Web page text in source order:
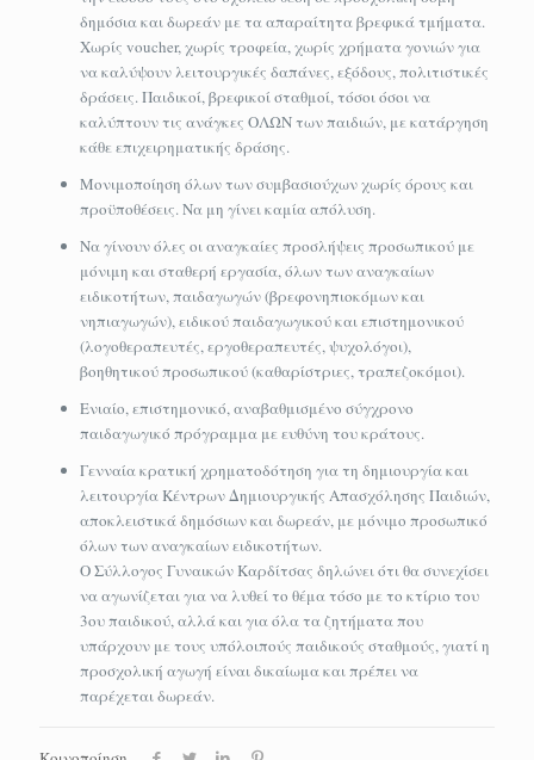
δημόσια και δωρεάν με τα απαραίτητα βρεφικά τμήματα.
Χωρίς voucher, χωρίς τροφεία, χωρίς χρήματα γονιών για
να καλύψουν λειτουργικές δαπάνες, εξόδους, πολιτιστικές
δράσεις. Παιδικοί, βρεφικοί σταθμοί, τόσοι όσοι να
καλύπτουν τις ανάγκες ΟΛΩΝ των παιδιών, με κατάργηση
κάθε επιχειρηματικής δράσης.
Μονιμοποίηση όλων των συμβασιούχων χωρίς όρους και
προϋποθέσεις. Να μη γίνει καμία απόλυση.
Να γίνουν όλες οι αναγκαίες προσλήψεις προσωπικού με
μόνιμη και σταθερή εργασία, όλων των αναγκαίων
ειδικοτήτων, παιδαγωγών (βρεφονηπιοκόμων και
νηπιαγωγών), ειδικού παιδαγωγικού και επιστημονικού
(λογοθεραπευτές, εργοθεραπευτές, ψυχολόγοι),
βοηθητικού προσωπικού (καθαρίστριες, τραπεζοκόμοι).
Ενιαίο, επιστημονικό, αναβαθμισμένο σύγχρονο
παιδαγωγικό πρόγραμμα με ευθύνη του κράτους.
Γενναία κρατική χρηματοδότηση για τη δημιουργία και
λειτουργία Κέντρων Δημιουργικής Απασχόλησης Παιδιών,
αποκλειστικά δημόσιων και δωρεάν, με μόνιμο προσωπικό
όλων των αναγκαίων ειδικοτήτων.
Ο Σύλλογος Γυναικών Καρδίτσας δηλώνει ότι θα συνεχίσει
να αγωνίζεται για να λυθεί το θέμα τόσο με το κτίριο του
3ου παιδικού, αλλά και για όλα τα ζητήματα που
υπάρχουν με τους υπόλοιπούς παιδικούς σταθμούς, γιατί η
προσχολική αγωγή είναι δικαίωμα και πρέπει να
παρέχεται δωρεάν.